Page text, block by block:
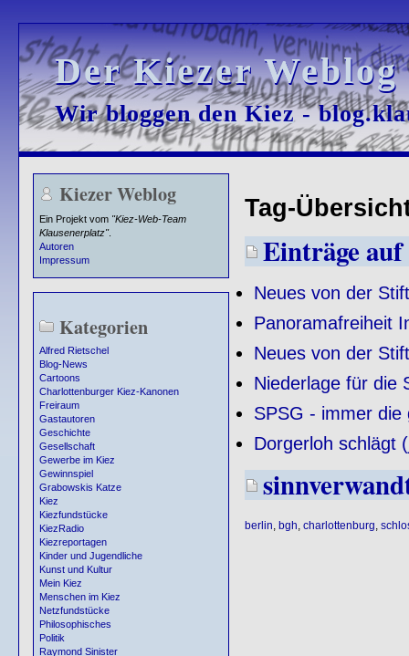
Der Kiezer
Der Kiezer
Wir bloggen den Kiez -
Wir bloggen den Kiez -
Kiezer Weblog
Ein Projekt vom "Kiez-Web-Team
Klausenerplatz".
Autoren
Impressum
Kategorien
Alfred Rietschel
Blog-News
Cartoons
Charlottenburger Kiez-Kanonen
Freiraum
Gastautoren
Geschichte
Gesellschaft
Gewerbe im Kiez
Gewinnspiel
Grabowskis Katze
Kiez
Kiezfundstücke
KiezRadio
Kiezreportagen
Kinder und Jugendliche
Kunst und Kultur
Mein Kiez
Menschen im Kiez
Netzfundstücke
Philosophisches
Politik
Raymond Sinister
Tag-
Einträge
Neues von der
Panoramafreiheit
Neues von der
Niederlage für die
SPSG - immer die
Dorgerloh schlägt
berlin bgh charlottenburg